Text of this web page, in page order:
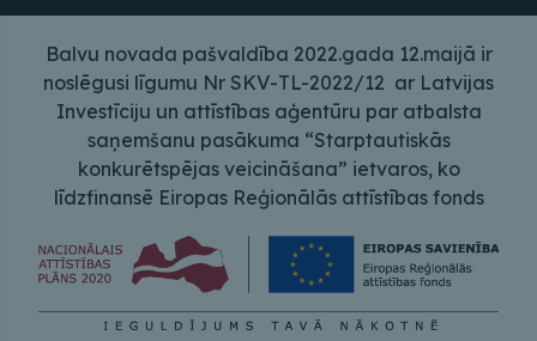
Balvu novada pašvaldība 2022.gada 12.maijā ir
noslēgusi līgumu Nr SKV-TL-2022/12 ar Latvijas
Investīciju un attīstības aģentūru par atbalsta
saņemšanu pasākuma “Starptautiskās
konkurētspējas veicināšana” ietvaros, ko
līdzfinansē Eiropas Reģionālās attīstības fonds